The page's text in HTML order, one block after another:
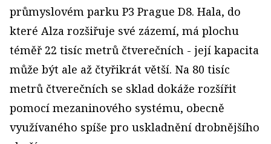
průmyslovém parku P3 Prague D8. Hala, do
které Alza rozšiřuje své zázemí, má plochu
téměř 22 tisíc metrů čtverečních - její kapacita
může být ale až čtyřikrát větší. Na 80 tisíc
metrů čtverečních se sklad dokáže rozšířit
pomocí mezaninového systému, obecně
využívaného spíše pro uskladnění drobnějšího